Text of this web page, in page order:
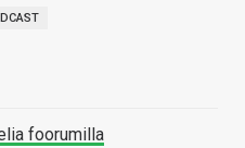
foorumilla